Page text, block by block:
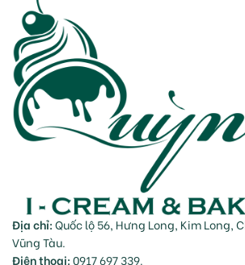
Địa chỉ:Quốc lộ 56, Hưng Long, Kim Long,
Vũng Tàu.
Điện thoại:0917 697 339.